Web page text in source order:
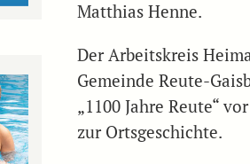
Matthias Henne.
Der Arbeitskreis
Gemeinde Reute-
„1100 Jahre Reute“
zur Ortsgeschichte.